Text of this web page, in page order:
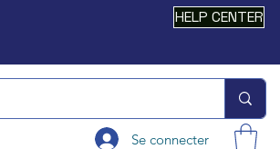
HELP CENTER
Se connecter